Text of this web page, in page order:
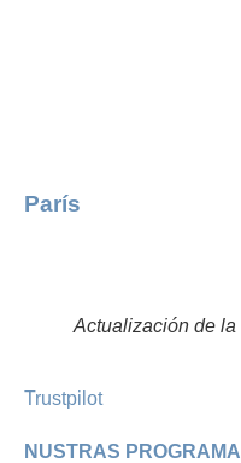
París
Actualización de
Trustpilot
NUSTRAS